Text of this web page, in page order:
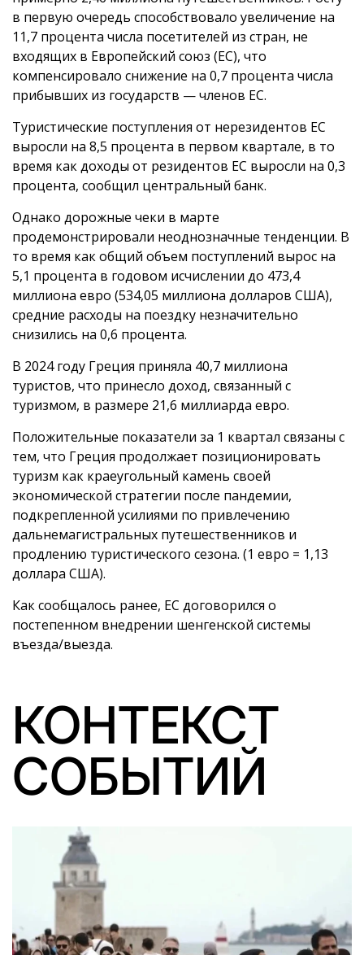
в первую очередь способствовало увеличение на
11,7 процента числа посетителей из стран, не
входящих в Европейский союз (ЕС), что
компенсировало снижение на 0,7 процента числа
прибывших из государств — членов ЕС.
Туристические поступления от нерезидентов ЕС
выросли на 8,5 процента в первом квартале, в то
время как доходы от резидентов ЕС выросли на 0,3
процента, сообщил центральный банк.
Однако дорожные чеки в марте
продемонстрировали неоднозначные тенденции. В
то время как общий объем поступлений вырос на
5,1 процента в годовом исчислении до 473,4
миллиона евро (534,05 миллиона долларов США),
средние расходы на поездку незначительно
снизились на 0,6 процента.
В 2024 году Греция приняла 40,7 миллиона
туристов, что принесло доход, связанный с
туризмом, в размере 21,6 миллиарда евро.
Положительные показатели за 1 квартал связаны с
тем, что Греция продолжает позиционировать
туризм как краеугольный камень своей
экономической стратегии после пандемии,
подкрепленной усилиями по привлечению
дальнемагистральных путешественников и
продлению туристического сезона. (1 евро = 1,13
доллара США).
Как сообщалось ранее, ЕС договорился о
постепенном внедрении шенгенской системы
въезда/выезда.
КОНТЕКСТ
СОБЫТИЙ